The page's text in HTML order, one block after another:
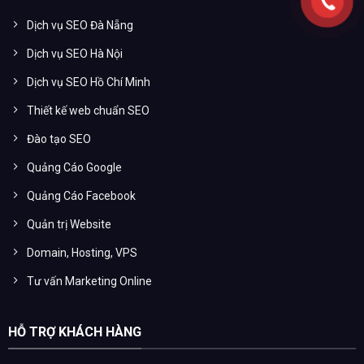
Dịch vụ SEO Đà Nẵng
Dịch vụ SEO Hà Nội
Dịch vụ SEO Hồ Chí Minh
Thiết kế web chuẩn SEO
Đào tạo SEO
Quảng Cáo Google
Quảng Cáo Facebook
Quản trị Website
Domain, Hosting, VPS
Tư vấn Marketing Online
HỖ TRỢ KHÁCH HÀNG